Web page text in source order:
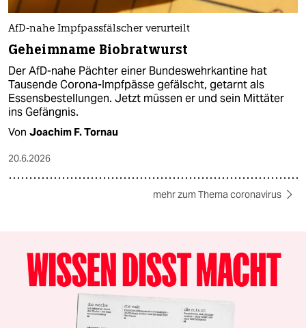
AfD-nahe Impfpassfälscher verurteilt
Geheimname Biobratwurst
Der AfD-nahe Pächter einer Bundeswehrkantine hat
Tausende Corona-Impfpässe gefälscht, getarnt als
Essensbestellungen. Jetzt müssen er und sein Mittäter
ins Gefängnis.
Von Joachim F. Tornau
20.6.2026
mehr zum Thema coronavirus